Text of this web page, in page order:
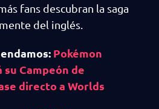
fans descubran la saga
del inglés.
Pokémon
Campeón de
directo a Worlds